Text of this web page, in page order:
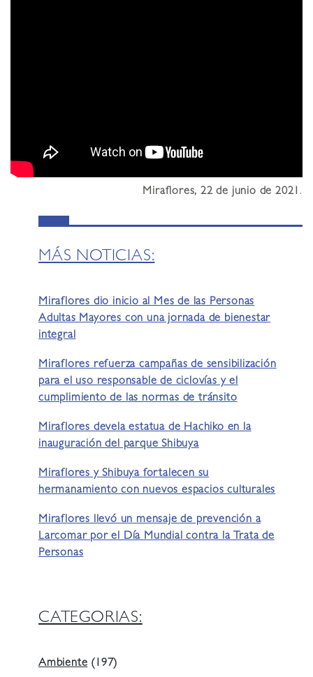
Miraflores, 22 de junio de 2021 .
MÁS NOTICIAS:
Miraflores dio inicio al Mes de las Personas
Adultas Mayores con una jornada de bienestar
integral
Miraflores refuerza campañas de sensibilización
para el uso responsable de ciclovías y el
cumplimiento de las normas de tránsito
Miraflores devela estatua de Hachiko en la
inauguración del parque Shibuya
Miraflores y Shibuya fortalecen su
hermanamiento con nuevos espacios culturales
Miraflores llevó un mensaje de prevención a
Larcomar por el Día Mundial contra la Trata de
Personas
CATEGORIAS:
Ambiente (197)